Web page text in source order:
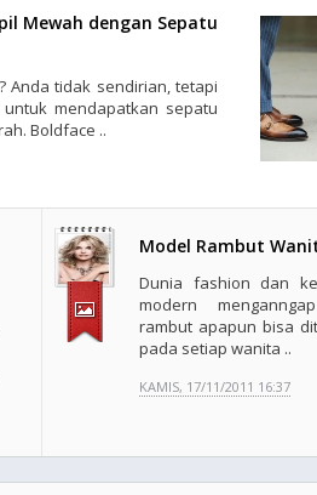
Mewah dengan Sepatu
Anda tidak sendirian, tetapi
mendapatkan sepatu
Boldface ..
Model Rambut
Dunia fashion dan
modern
rambut apapun bisa
pada setiap wanita ..
KAMIS, 17/11/2011 16:37